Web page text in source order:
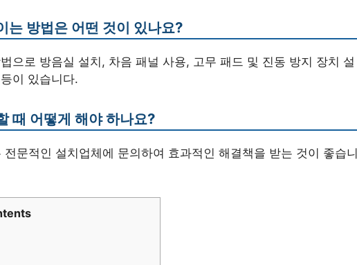
는 방법은 어떤 것이 있나요?
으로 방음실 설치, 차음 패널 사용, 고무 패드 및 진동 방지 장치 설
이 있습니다.
때 어떻게 해야 하나요?
문적인 설치업체에 문의하여 효과적인 해결책을 받는 것이 좋습니